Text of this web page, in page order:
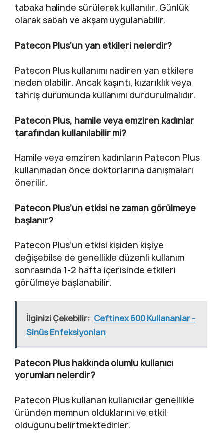
tabaka halinde sürülerek kullanılır. Günlük
olarak sabah ve akşam uygulanabilir.
Patecon Plus’un yan etkileri nelerdir?
Patecon Plus kullanımı nadiren yan etkilere
neden olabilir. Ancak kaşıntı, kızarıklık veya
tahriş durumunda kullanımı durdurulmalıdır.
Patecon Plus, hamile veya emziren kadınlar
tarafından kullanılabilir mi?
Hamile veya emziren kadınların Patecon Plus
kullanmadan önce doktorlarına danışmaları
önerilir.
Patecon Plus’un etkisi ne zaman görülmeye
başlanır?
Patecon Plus’un etkisi kişiden kişiye
değişebilse de genellikle düzenli kullanım
sonrasında 1-2 hafta içerisinde etkileri
görülmeye başlanabilir.
İlginizi Çekebilir: Ceftinex 600 Kullananlar -
Sinüs Enfeksiyonları
Patecon Plus hakkında olumlu kullanıcı
yorumları nelerdir?
Patecon Plus kullanan kullanıcılar genellikle
üründen memnun olduklarını ve etkili
olduğunu belirtmektedirler.